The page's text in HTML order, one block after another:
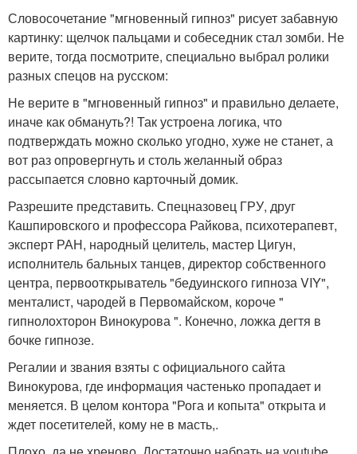
Словосочетание "мгновенный гипноз" рисует забавную
картинку: щелчок пальцами и собеседник стал зомби. Не
верите, тогда посмотрите, специально выбрал ролики
разных спецов на русском:
Не верите в "мгновенный гипноз" и правильно делаете,
иначе как обмануть?! Так устроена логика, что
подтверждать можно сколько угодно, хуже не станет, а
вот раз опровергнуть и столь желанный образ
рассыпается словно карточный домик.
Разрешите представить. Спецназовец ГРУ, друг
Кашпировского и профессора Райкова, психотерапевт,
эксперт РАН, народный целитель, мастер Цигун,
исполнитель бальных танцев, директор собственного
центра, первооткрыватель "бедуинского гипноза VIY",
менталист, чародей в Первомайском, короче "
гипнолохторон Винокурова ". Конечно, ложка дегтя в
бочке гипнозе.
Регалии и звания взяты с официального сайта
Винокурова, где информация частенько пропадает и
меняется. В целом контора "Рога и копыта" открыта и
ждет посетителей, кому не в масть,.